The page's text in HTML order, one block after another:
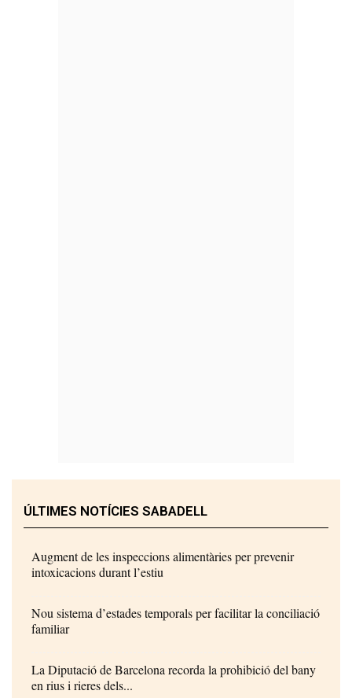
ÚLTIMES NOTÍCIES SABADELL
Augment de les inspeccions alimentàries per prevenir
intoxicacions durant l’estiu
Nou sistema d’estades temporals per facilitar la conciliació
familiar
La Diputació de Barcelona recorda la prohibició del bany
en rius i rieres dels...